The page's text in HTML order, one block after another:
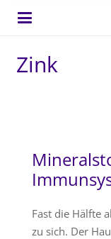
Zink
Fast die Hälfte
zu sich. Der